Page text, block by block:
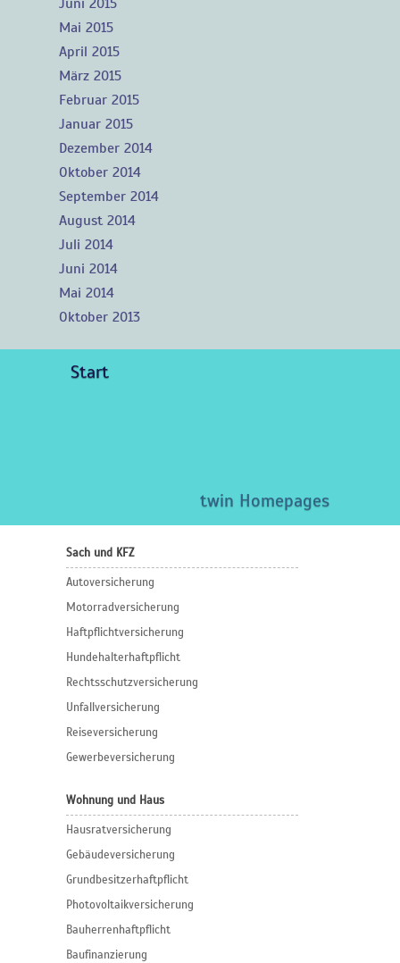
Juni 2015
Mai 2015
April 2015
März 2015
Februar 2015
Januar 2015
Dezember 2014
Oktober 2014
September 2014
August 2014
Juli 2014
Juni 2014
Mai 2014
Oktober 2013
Start
twin Homepages
Sach und KFZ
Autoversicherung
Motorradversicherung
Haftpflichtversicherung
Hundehalterhaftpflicht
Rechtsschutzversicherung
Unfallversicherung
Reiseversicherung
Gewerbeversicherung
Wohnung und Haus
Hausratversicherung
Gebäudeversicherung
Grundbesitzerhaftpflicht
Photovoltaikversicherung
Bauherrenhaftpflicht
Baufinanzierung